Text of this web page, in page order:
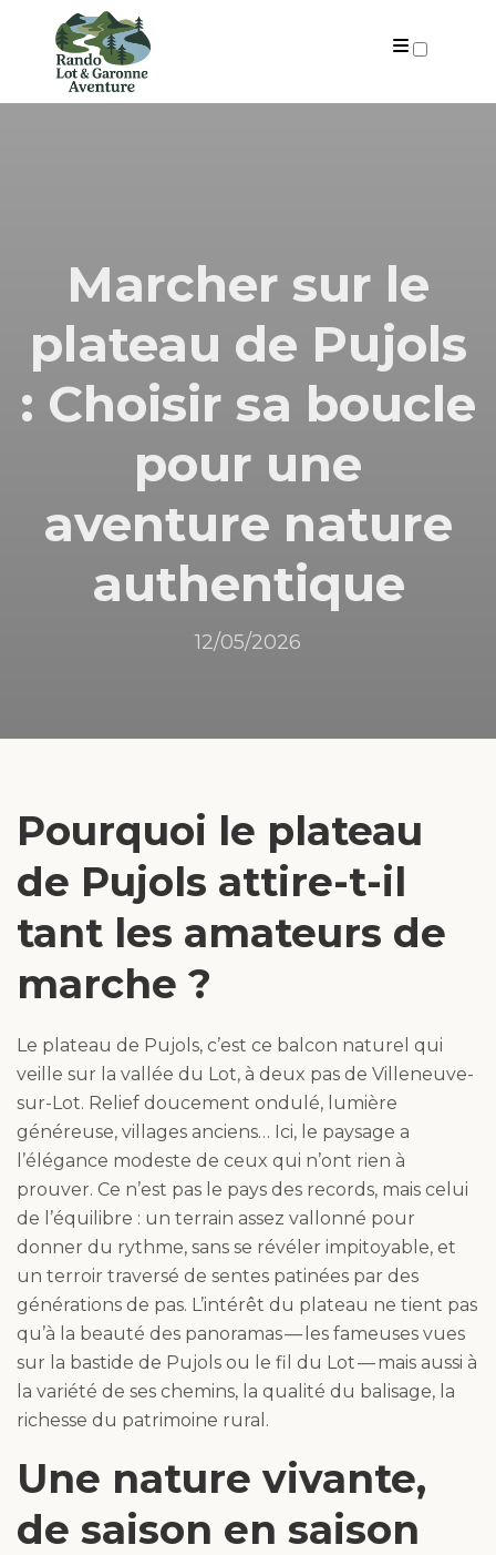
Marcher sur le
plateau de Pujols
: Choisir sa boucle
pour une
aventure nature
authentique
12/05/2026
Pourquoi le plateau
de Pujols attire-t-il
tant les amateurs de
marche ?
Le plateau de Pujols, c’est ce balcon naturel qui
veille sur la vallée du Lot, à deux pas de Villeneuve-
sur-Lot. Relief doucement ondulé, lumière
généreuse, villages anciens… Ici, le paysage a
l’élégance modeste de ceux qui n’ont rien à
prouver. Ce n’est pas le pays des records, mais celui
de l’équilibre : un terrain assez vallonné pour
donner du rythme, sans se révéler impitoyable, et
un terroir traversé de sentes patinées par des
générations de pas. L’intérêt du plateau ne tient pas
qu’à la beauté des panoramas — les fameuses vues
sur la bastide de Pujols ou le fil du Lot — mais aussi à
la variété de ses chemins, la qualité du balisage, la
richesse du patrimoine rural.
Une nature vivante,
de saison en saison